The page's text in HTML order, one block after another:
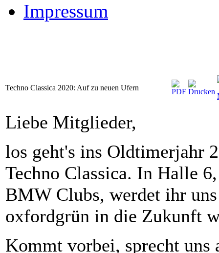
Impressum
Techno Classica 2020: Auf zu neuen Ufern
Liebe Mitglieder,
los geht's ins Oldtimerjahr
Techno Classica. In Halle
BMW Clubs, werdet ihr
oxfordgrün in die Zukunft
Kommt vorbei, sprecht